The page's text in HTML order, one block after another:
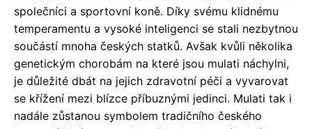
společníci a sportovní koně. Díky svému klidnému
temperamentu a vysoké inteligenci se stali nezbytnou
součástí mnoha českých statků. Avšak kvůli několika
genetickým chorobám na které jsou mulati náchylni,
je důležité dbát na jejich zdravotní péči a vyvarovat
se křížení mezi blízce příbuznými jedinci. Mulati tak i
nadále zůstanou symbolem tradičního českého